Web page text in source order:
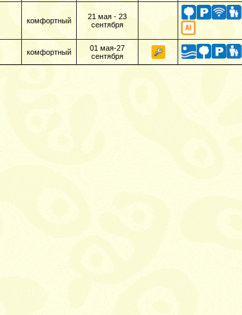
комфортный
21 мая - 23
сентября
комфортный
01 мая-27
сентября